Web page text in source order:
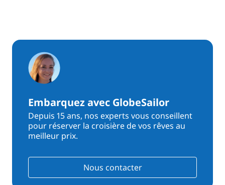
Embarquez avec GlobeSailor
Depuis 15 ans, nos experts vous conseillent
pour réserver la croisière de vos rêves au
meilleur prix.
Nous contacter